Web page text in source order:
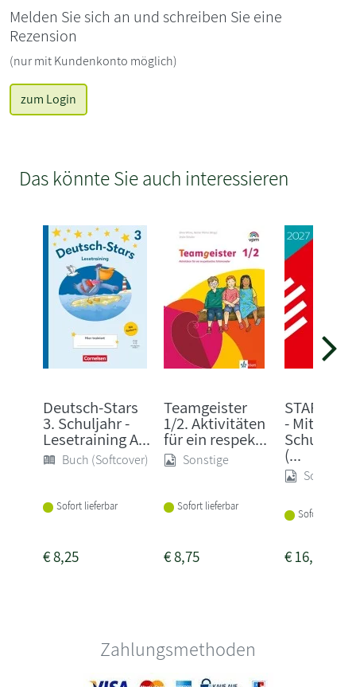
Melden Sie sich an und schreiben Sie eine
Rezension
(nur mit Kundenkonto möglich)
zum Login
Das könnte Sie auch interessieren
Deutsch-Stars
3. Schuljahr -
Lesetraining A...
Buch (Softcover)
Sofort lieferbar
€8,25
Teamgeister
1/2. Aktivitäten
für ein respek...
Sonstige
Sofort lieferbar
€8,75
STARK
- Mittlerer
(...
Sonstige
Sofort
€16,95
Zahlungsmethoden